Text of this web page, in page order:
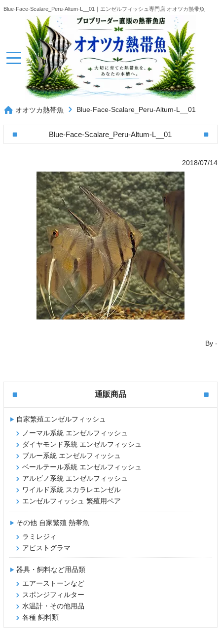
Blue-Face-Scalare_Peru-Altum-L__01｜エンゼルフィッシュ専門店 オオツカ熱帯魚
オオツカ熱帯魚 Blue-Face-Scalare_Peru-Altum-L__01
Blue-Face-Scalare_Peru-Altum-L__01
2018/07/14
By-
通販商品
自家繁殖エンゼルフィッシュ
ノーマル系統 エンゼルフィッシュ
ダイヤモンド系統 エンゼルフィッシュ
ブルー系統 エンゼルフィッシュ
ベールテール系統 エンゼルフィッシュ
アルビノ系統 エンゼルフィッシュ
ワイルド系統 スカラレエンゼル
エンゼルフィッシュ 繁殖用ペア
その他 自家繁殖 熱帯魚
ラミレジィ
アピストグラマ
器具・飼料など用品類
エアーストーンなど
スポンジフィルター
水温計・その他用品
各種 飼料類